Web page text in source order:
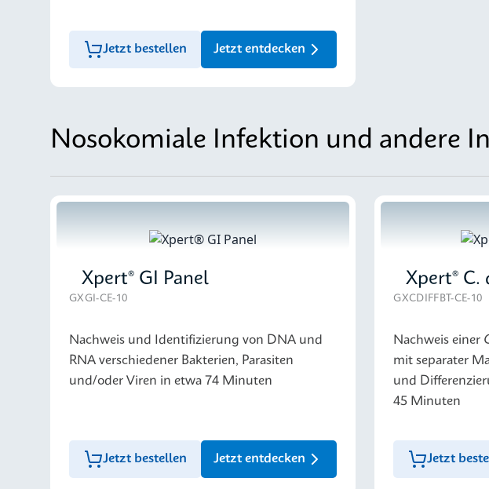
Jetzt bestellen Jetzt entdecken
Nosokomiale Infektion und andere
Xpert® GI Panel
GXGI-CE-10
Nachweis und Identifizierung von DNA und
RNA verschiedener Bakterien, Parasiten
und/oder Viren in etwa 74 Minuten
Jetzt bestellen Jetzt entdecken
Xpert® C.
GXCDIFFBT-CE-10
Nachweis einer
mit separater
und
45 Minuten
Jetzt